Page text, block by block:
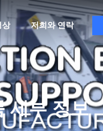
상 저희와 연락
세부 정보